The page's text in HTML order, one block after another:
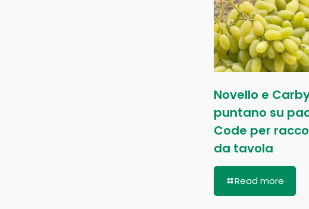
Novello e
puntano su
Code per
da tavola
Read more